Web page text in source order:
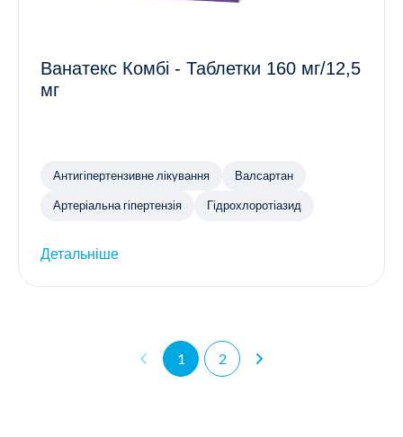
Ванатекс Комбі - Таблетки 160 мг/12,5
мг
Антигіпертензивне лікування Валсартан
Артеріальна гіпертензія Гідрохлоротіазид
Детальніше
1 2